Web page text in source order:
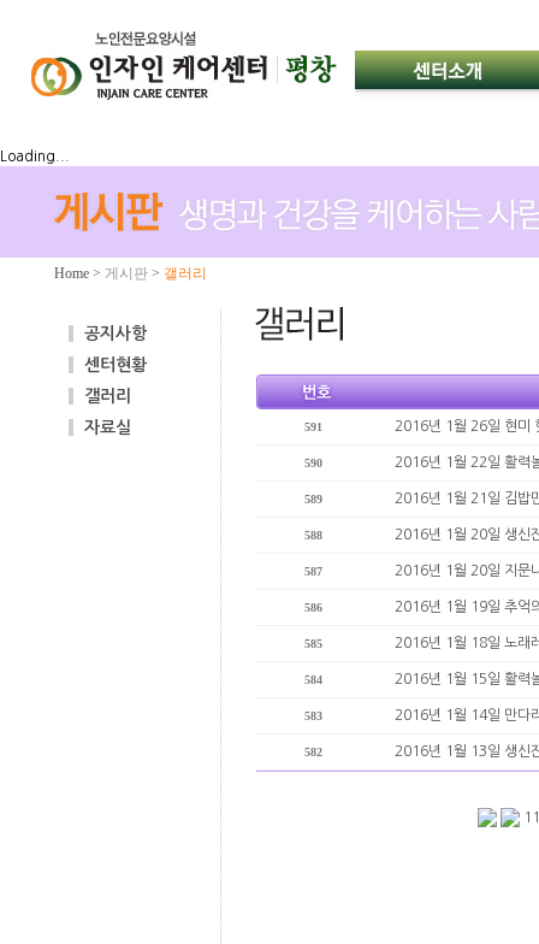
Loading...
Home > 게시판 > 갤러리
공지사항
센터현황
갤러리
자료실
591 2016년 1월 26일 현미
590 2016년 1월 22일 활력
589 2016년 1월 21일 김밥
588 2016년 1월 20일 생신
587 2016년 1월 20일 지문
586 2016년 1월 19일 추억
585 2016년 1월 18일 노래
584 2016년 1월 15일 활력
583 2016년 1월 14일 만다
582 2016년 1월 13일 생신